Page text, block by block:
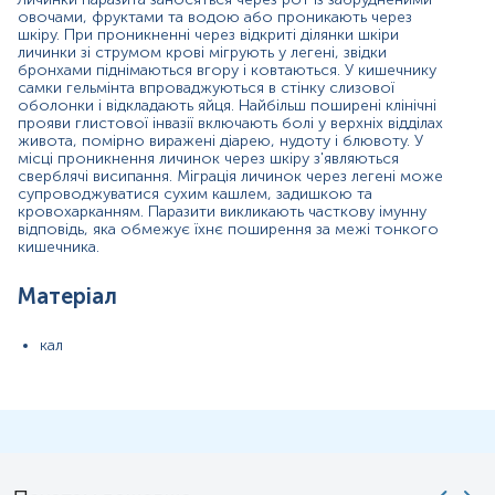
вимірювань можуть змінюватися у відповідності до зміни
тест-систем.
Відбір біоматеріалу проводиться до початку або через 14 днів
після закінчення курсу лікування антибактеріальними,
імунобіологічними, протигрибковими, противірусними
препаратами.
після закінчення лікування антигельмінтними препаратами.
дефекації та одразу доставляють на пункт забору біологічного
овочами, фруктами та водою або проникають через
шкіру. При проникненні через відкриті ділянки шкіри
личинки зі струмом крові мігрують у легені, звідки
бронхами піднімаються вгору і ковтаються. У кишечнику
самки гельмінта впроваджуються в стінку слизової
оболонки і відкладають яйця. Найбільш поширені клінічні
прояви глистової інвазії включають болі у верхніх відділах
живота, помірно виражені діарею, нудоту і блювоту. У
місці проникнення личинок через шкіру з'являються
сверблячі висипання. Міграція личинок через легені може
супроводжуватися сухим кашлем, задишкою та
кровохарканням. Паразити викликають часткову імунну
відповідь, яка обмежує їхнє поширення за межі тонкого
кишечника.
Матеріал
кал